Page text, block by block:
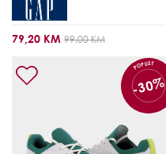
79,20 KM 99,00 KM
POPUST
-30%